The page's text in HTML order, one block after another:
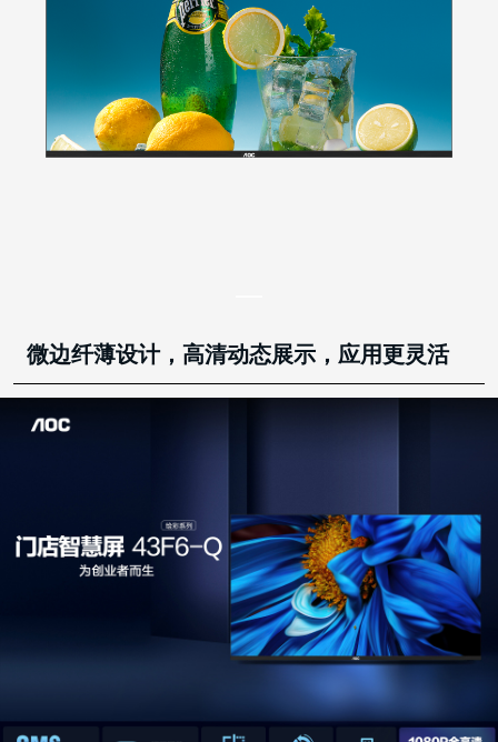
微边纤薄设计，高清动态展示，应用更灵活